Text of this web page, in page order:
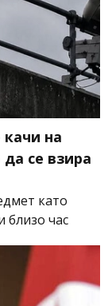
на
се взира
като
близо час